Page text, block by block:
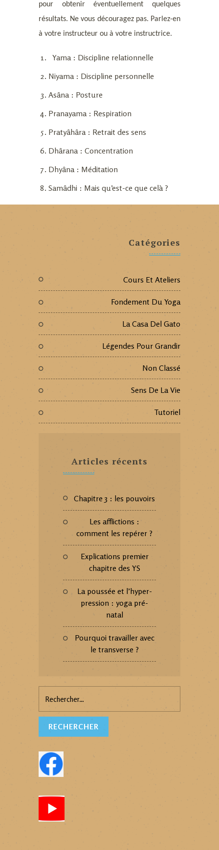
pour obtenir éventuellement quelques
résultats. Ne vous découragez pas. Parlez-en
à votre instructeur ou à votre instructrice.
Yama: Discipline relationnelle
Niyama: Discipline personnelle
Asâna: Posture
Pranayama: Respiration
Pratyâhâra: Retrait des sens
Dhârana: Concentration
Dhyâna : Méditation
Samâdhi : Mais qu’est-ce que celà ?
Catégories
Cours Et Ateliers
Fondement Du Yoga
La Casa Del Gato
Légendes Pour Grandir
Non Classé
Sens De La Vie
Tutoriel
Articles récents
Chapitre 3 : les pouvoirs
Les afflictions :
comment les repérer ?
Explications premier
chapitre des YS
La poussée et l’hyper-
pression : yoga pré-
natal
Pourquoi travailler avec
le transverse ?